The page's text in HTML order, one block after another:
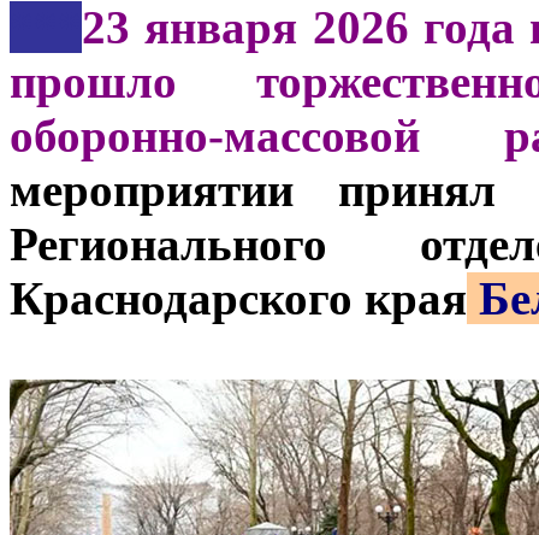
23 января 2026 года
прошло
оборонно-
мероприятии принял
Регионального
Краснодарского края